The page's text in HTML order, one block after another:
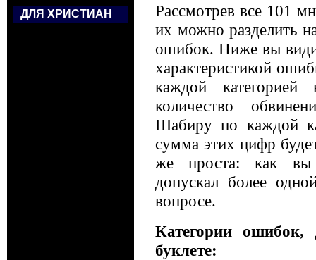
ДЛЯ ХРИСТИАН
Рассмотрев все 101
их можно разделить
ошибок. Ниже вы
характеристикой
каждой
количество
Шабиру по каждой
сумма этих цифр
же проста: как вы
допускал более
вопросе.
Категории
буклете: